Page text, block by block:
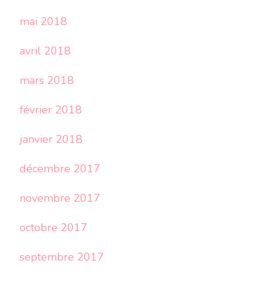
mai 2018
avril 2018
mars 2018
février 2018
janvier 2018
décembre 2017
novembre 2017
octobre 2017
septembre 2017